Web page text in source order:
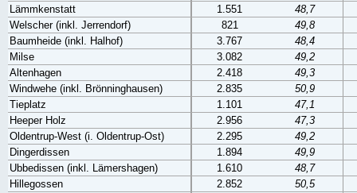
Lämmkenstatt
1.551
48,7
Welscher (inkl. Jerrendorf)
821
49,8
Baumheide (inkl. Halhof)
3.767
48,4
Milse
3.082
49,2
Altenhagen
2.418
49,3
Windwehe (inkl. Brönninghausen)
2.835
50,9
Tieplatz
1.101
47,1
Heeper Holz
2.956
47,3
Oldentrup-West (i. Oldentrup-Ost)
2.295
49,2
Dingerdissen
1.894
49,9
Ubbedissen (inkl. Lämershagen)
1.610
48,7
Hillegossen
2.852
50,5